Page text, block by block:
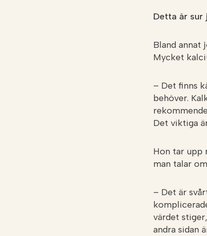
Detta är sur
Bland annat
Mycket
– Det finns
behöver.
Det viktiga
Hon tar upp
man talar
– Det är
värdet
andra sidan